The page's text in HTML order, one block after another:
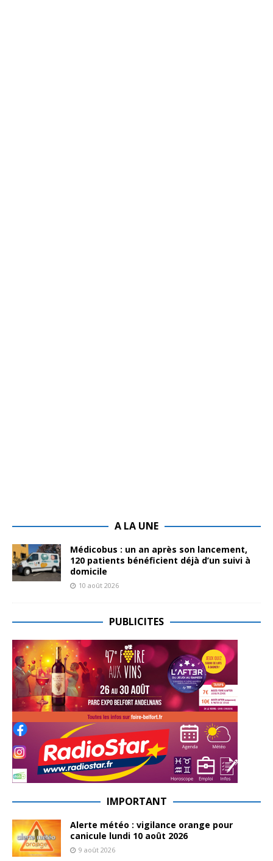
A LA UNE
Médicobus : un an après son lancement,
120 patients bénéficient déjà d’un suivi à
domicile
10 août 2026
PUBLICITES
IMPORTANT
Alerte météo : vigilance orange pour
canicule lundi 10 août 2026
9 août 2026